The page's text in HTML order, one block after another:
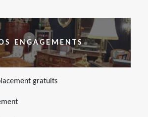
ENGAGEMENTS
gratuits